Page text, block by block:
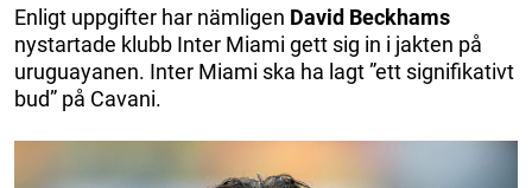
Enligt uppgifter har nämligen David Beckhams
nystartade klubb Inter Miami gett sig in i jakten på
uruguayanen. Inter Miami ska ha lagt ”ett signifikativt
bud” på Cavani.